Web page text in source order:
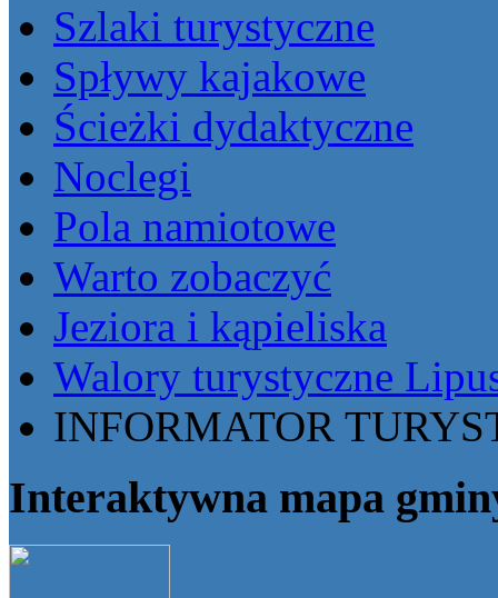
Szlaki turystyczne
Spływy kajakowe
Ścieżki dydaktyczne
Noclegi
Pola namiotowe
Warto zobaczyć
Jeziora i kąpieliska
Walory turystyczne
INFORMATOR
Interaktywna mapa